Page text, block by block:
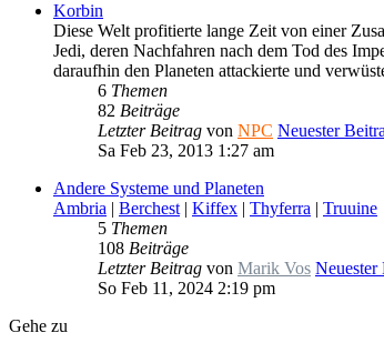
Korbin
Diese Welt profitierte lange Zeit von einer
Jedi, deren Nachfahren nach dem Tod des
daraufhin den Planeten attackierte und
6 Themen
82 Beiträge
Letzter Beitrag von NPC Neuester
Sa Feb 23, 2013 1:27 am
Andere Systeme und Planeten
Ambria | Berchest | Kiffex | Thyferra | Truuine
5 Themen
108 Beiträge
Letzter Beitrag von Marik Vos Neuester
So Feb 11, 2024 2:19 pm
Gehe zu